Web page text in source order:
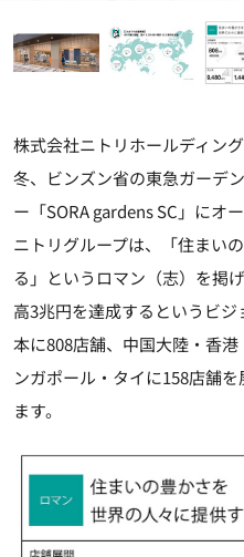
株式会社ニトリホールディン
冬、ビンズン省の東急ガーデ
ー「SORA gardens SC」にオ
ニトリグループは、「住まい
る」というロマン（志）を掲
高3兆円を達成するというビ
本に808店舗、中国大陸・香
ンガポール・タイに158店舗
ます。